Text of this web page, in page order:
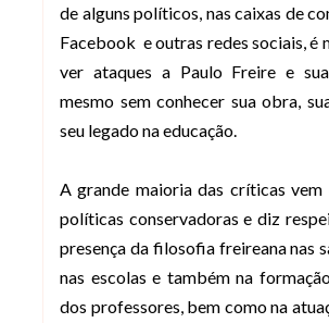
de alguns políticos, nas caixas de
Facebook e outras redes sociais, é
ver ataques a Paulo Freire e sua
mesmo sem conhecer sua obra,
seu legado na educação.
A grande maioria das críticas vem
políticas conservadoras e diz
presença da filosofia freireana nas
nas escolas e também na
dos professores, bem como na